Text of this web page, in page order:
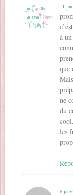
11
à
que
ne
du
cool.
les
6